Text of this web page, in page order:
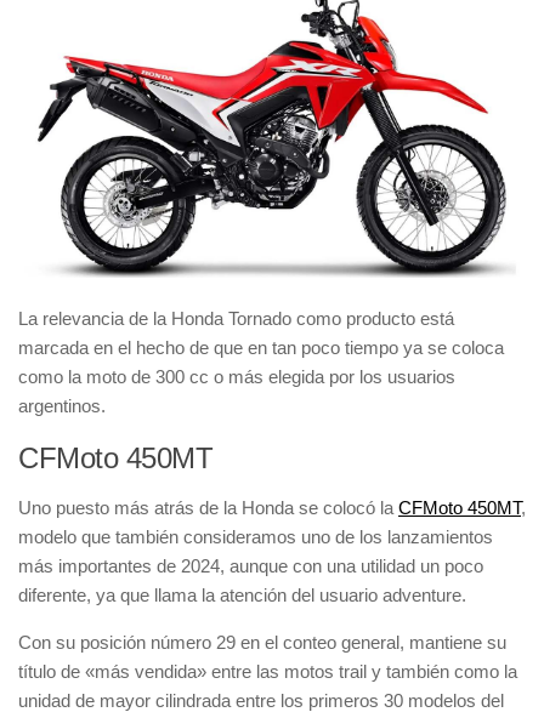
La relevancia de la Honda Tornado como producto está
marcada en el hecho de que en tan poco tiempo ya se coloca
como la moto de 300 cc o más elegida por los usuarios
argentinos.
CFMoto 450MT
Uno puesto más atrás de la Honda se colocó la CFMoto 450MT,
modelo que también consideramos uno de los lanzamientos
más importantes de 2024, aunque con una utilidad un poco
diferente, ya que llama la atención del usuario adventure.
Con su posición número 29 en el conteo general, mantiene su
título de «más vendida» entre las motos trail y también como la
unidad de mayor cilindrada entre los primeros 30 modelos del